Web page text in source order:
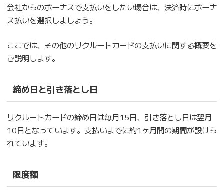
会社からのボーナスで支払いをしたい場合は、決済時にボーナ
ス払いを選択しましょう。
ここでは、その他のリクルートカードの支払いに関する概要を
ご説明します。
締め日と引き落とし日
リクルートカードの締め日は毎月15日、引き落とし日は翌月
10日となっています。支払いまでに約1ヶ月間の期間が設けら
れています。
限度額